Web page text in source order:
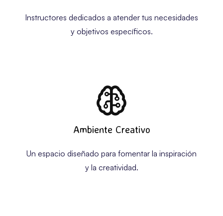
Instructores dedicados a atender tus necesidades
y objetivos específicos.
Ambiente Creativo
Un espacio diseñado para fomentar la inspiración
y la creatividad.